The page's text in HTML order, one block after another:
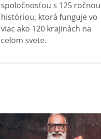
spoločnosťou s 125 ročnou
históriou, ktorá funguje vo
viac ako 120 krajinách na
celom svete.